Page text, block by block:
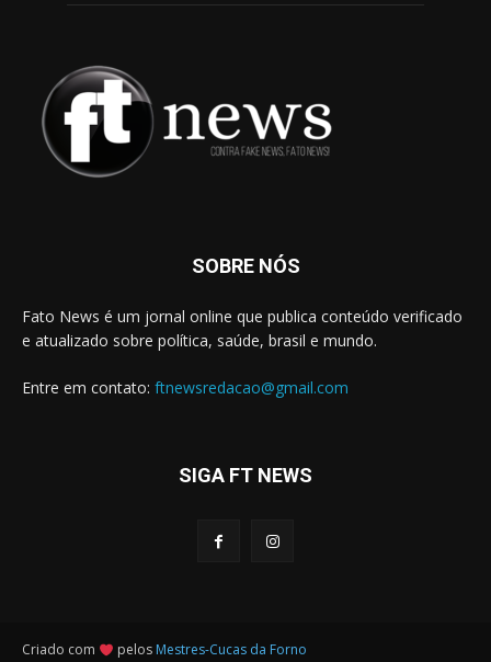
SOBRE NÓS
Fato News é um jornal online que publica conteúdo verificado
e atualizado sobre política, saúde, brasil e mundo.
Entre em contato: ftnewsredacao@gmail.com
SIGA FT NEWS
Criado com pelos Mestres-Cucas da Forno